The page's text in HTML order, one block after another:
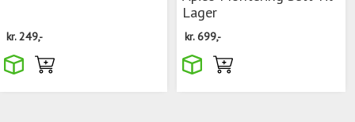
kr.249,-
Lager
kr.699,-